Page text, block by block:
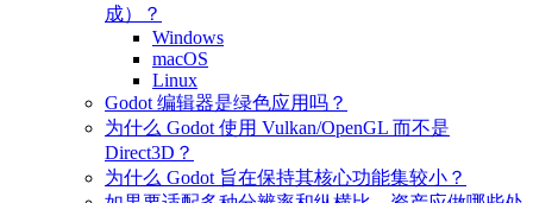
成）？
Windows
macOS
Linux
Godot 编辑器是绿色应用吗？
为什么 Godot 使用 Vulkan/OpenGL 而不是
Direct3D？
为什么 Godot 旨在保持其核心功能集较小？